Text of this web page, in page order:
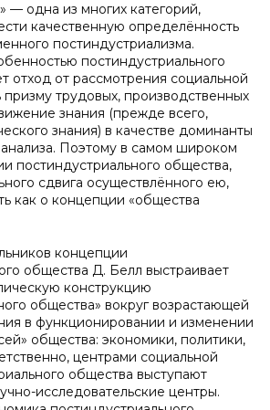
— одна из многих категорий,
качественную определённость
постиндустриализма.
постиндустриального
отход от рассмотрения социальной
призму трудовых, производственных
знания (прежде всего,
знания) в качестве доминанты
анализа. Поэтому в самом широком
постиндустриального общества,
сдвига осуществлённого ею,
как о концепции «общества
концепции
общества Д. Белл выстраивает
конструкцию
общества» вокруг возрастающей
в функционировании и изменении
общества: экономики, политики,
центрами социальной
общества выступают
исследовательские центры.